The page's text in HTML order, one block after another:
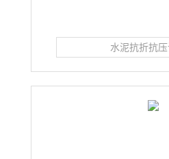
水泥抗折抗